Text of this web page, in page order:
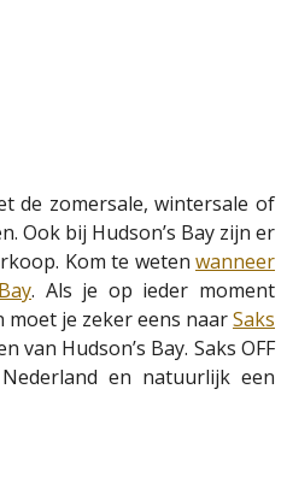
de zomersale, wintersale of
Ook bij Hudson’s Bay zijn er
Kom te weten wanneer
. Als je op ieder moment
je zeker eens naarSaks
van Hudson’s Bay. Saks OFF
en natuurlijk een